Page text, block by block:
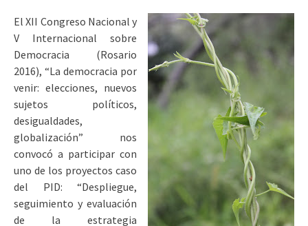
El XII Congreso Nacional y
V Internacional sobre
Democracia (Rosario
2016), “La democracia por
venir: elecciones, nuevos
sujetos políticos,
desigualdades,
globalización” nos
convocó a participar con
uno de los proyectos caso
del PID: “Despliegue,
seguimiento y evaluación
de la estrategia